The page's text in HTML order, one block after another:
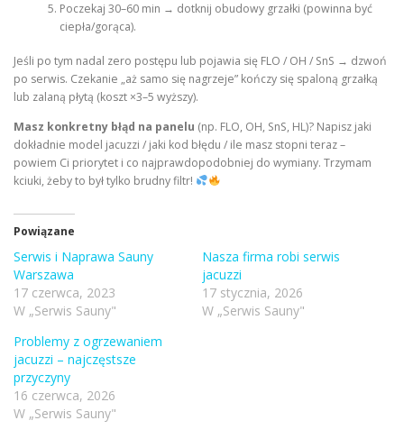
Poczekaj 30–60 min → dotknij obudowy grzałki (powinna być
ciepła/gorąca).
Jeśli po tym nadal zero postępu lub pojawia się FLO / OH / SnS → dzwoń
po serwis. Czekanie „aż samo się nagrzeje” kończy się spaloną grzałką
lub zalaną płytą (koszt ×3–5 wyższy).
Masz konkretny błąd na panelu (np. FLO, OH, SnS, HL)? Napisz jaki
dokładnie model jacuzzi / jaki kod błędu / ile masz stopni teraz –
powiem Ci priorytet i co najprawdopodobniej do wymiany. Trzymam
kciuki, żeby to był tylko brudny filtr!
Powiązane
Serwis i Naprawa Sauny
Warszawa
17 czerwca, 2023
W „Serwis Sauny"
Nasza firma robi serwis
jacuzzi
17 stycznia, 2026
W „Serwis Sauny"
Problemy z ogrzewaniem
jacuzzi – najczęstsze
przyczyny
16 czerwca, 2026
W „Serwis Sauny"